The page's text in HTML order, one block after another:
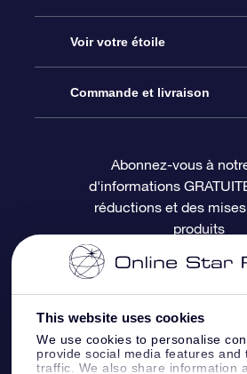
This website uses cookies
We use cookies to personalise
provide social media features and
traffic. We also share information
À propos de l’OSR
Nous contacter
Questions fréquemment
Revues
Cadeau d’étoile en ligne
Coffret cadeau OSR
Carte cadeau OSR
Voir votre étoile
Registre des étoiles
Page d’accueil personnalisée
Appli Voler vers les étoiles
Commande et livraison
Informations de paiement
Informations d’expédition
Politique de retour
Constellations
Abonnez-vous à
d'informations
réductions et des
produits